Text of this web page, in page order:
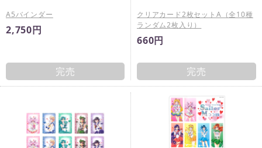
A5バインダー
2,750円
完売
クリアカード2枚セットA（全10種
ランダム2枚入り）
660円
完売